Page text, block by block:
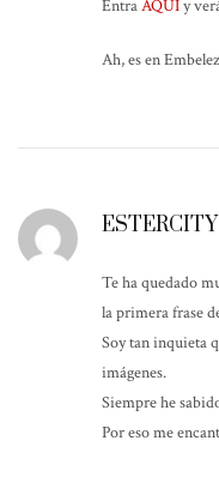
EntraAQUÍy
Ah, es en
ESTERCITY
Te ha quedado
la primera frase
Soy tan inquieta
imágenes.
Siempre he
Por eso me